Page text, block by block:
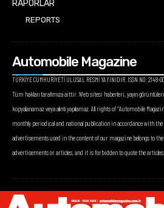
RAPORLAR
REPORTS
Automobile Magazine
TÜRKİYE CUMHURİYETİ ULUSAL RESMİ YAYINIDIR. ISSN NO: 2148-
Tüm hakları tarafımıza aittir. Web sitesi haberleri, yayın
kopyalanamaz veya alıntı yapılamaz. All rights of “Automobile
monthly periodical and national publication in accordance with
advertisements used in the content of our magazine belongs to
advertisements or articles, and it is forbidden to quote the articles